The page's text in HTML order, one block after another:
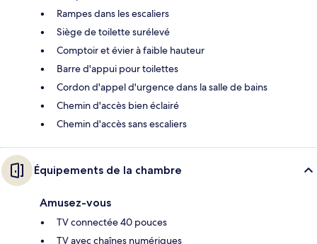
Rampes dans les escaliers
Siège de toilette surélevé
Comptoir et évier à faible hauteur
Barre d'appui pour toilettes
Cordon d'appel d'urgence dans la salle de bains
Chemin d'accès bien éclairé
Chemin d'accès sans escaliers
Équipements de la chambre
Amusez-vous
TV connectée 40 pouces
TV avec chaînes numériques